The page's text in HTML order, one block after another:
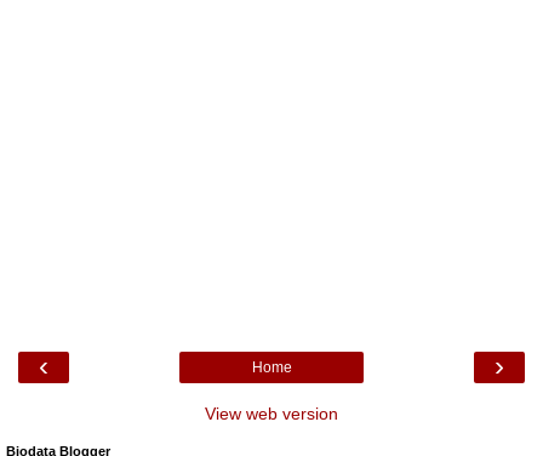
‹ ›
Home
View web version
Biodata Blogger